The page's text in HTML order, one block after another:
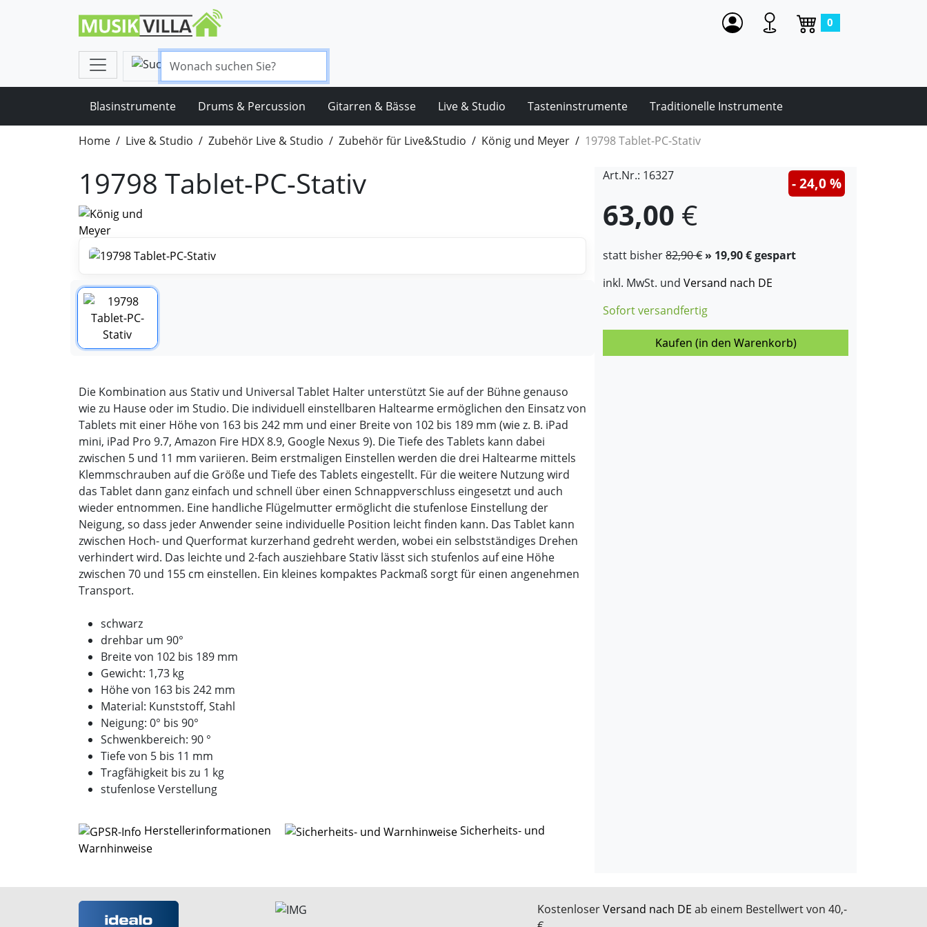
0
Blasinstrumente Drums & Percussion Gitarren & Bässe Live & Studio Tasteninstrumente Traditionelle Instrumente
Home Live & Studio Zubehör Live & Studio Zubehör für Live&Studio König und Meyer 19798 Tablet-PC-Stativ
19798 Tablet-PC-Stativ
Die Kombination aus Stativ und Universal Tablet Halter unterstützt Sie auf der Bühne genauso
wie zu Hause oder im Studio. Die individuell einstellbaren Haltearme ermöglichen den Einsatz von
Tablets mit einer Höhe von 163 bis 242 mm und einer Breite von 102 bis 189 mm (wie z. B. iPad
mini, iPad Pro 9.7, Amazon Fire HDX 8.9, Google Nexus 9). Die Tiefe des Tablets kann dabei
zwischen 5 und 11 mm variieren. Beim erstmaligen Einstellen werden die drei Haltearme mittels
Klemmschrauben auf die Größe und Tiefe des Tablets eingestellt. Für die weitere Nutzung wird
das Tablet dann ganz einfach und schnell über einen Schnappverschluss eingesetzt und auch
wieder entnommen. Eine handliche Flügelmutter ermöglicht die stufenlose Einstellung der
Neigung, so dass jeder Anwender seine individuelle Position leicht finden kann. Das Tablet kann
zwischen Hoch- und Querformat kurzerhand gedreht werden, wobei ein selbstständiges Drehen
verhindert wird. Das leichte und 2-fach ausziehbare Stativ lässt sich stufenlos auf eine Höhe
zwischen 70 und 155 cm einstellen. Ein kleines kompaktes Packmaß sorgt für einen angenehmen
Transport.
schwarz
drehbar um 90°
Breite von 102 bis 189 mm
Gewicht: 1,73 kg
Höhe von 163 bis 242 mm
Material: Kunststoff, Stahl
Neigung: 0° bis 90°
Schwenkbereich: 90 °
Tiefe von 5 bis 11 mm
Tragfähigkeit bis zu 1 kg
stufenlose Verstellung
Herstellerinformationen
Sicherheits- und
Warnhinweise
Art.Nr.: 16327
63,00 €
statt bisher82,90 € » 19,90 € gespart
- 24,0 %
inkl. MwSt. und Versand nach DE
Sofort versandfertig
Kaufen (in den Warenkorb)
KostenloserVersand nach DE ab einem Bestellwert von 40,-